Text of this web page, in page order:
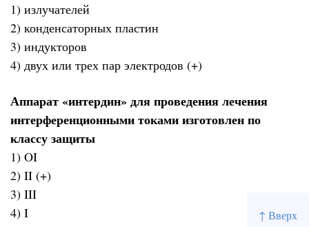
↑ Вверх
1) излучателей
2) конденсаторных пластин
3) индукторов
4) двух или трех пар электродов (+)
Аппарат «интердин» для проведения лечения
интерференционными токами изготовлен по
классу защиты
1) OI
2) II (+)
3) III
4) I